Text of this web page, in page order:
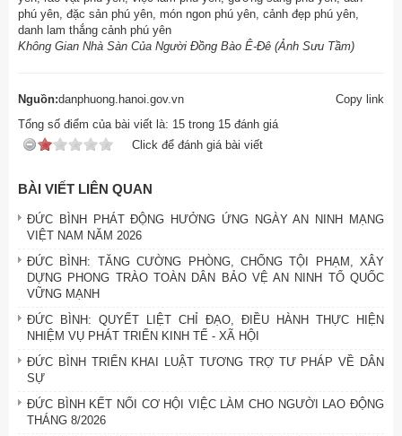
Không Gian Nhà Sàn Của Người Đồng Bào Ê-Đê (Ảnh Sưu Tầm)
Nguồn:danphuong.hanoi.gov.vn
Copy link
Tổng số điểm của bài viết là: 15 trong 15 đánh giá
Click để đánh giá bài viết
BÀI VIẾT LIÊN QUAN
ĐỨC BÌNH PHÁT ĐỘNG HƯỞNG ỨNG NGÀY AN NINH MẠNG
VIỆT NAM NĂM 2026
ĐỨC BÌNH: TĂNG CƯỜNG PHÒNG, CHỐNG TỘI PHẠM, XÂY
DỰNG PHONG TRÀO TOÀN DÂN BẢO VỆ AN NINH TỔ QUỐC
VỮNG MẠNH
ĐỨC BÌNH: QUYẾT LIỆT CHỈ ĐẠO, ĐIỀU HÀNH THỰC HIỆN
NHIỆM VỤ PHÁT TRIỂN KINH TẾ - XÃ HỘI
ĐỨC BÌNH TRIỂN KHAI LUẬT TƯƠNG TRỢ TƯ PHÁP VỀ DÂN
SỰ
ĐỨC BÌNH KẾT NỐI CƠ HỘI VIỆC LÀM CHO NGƯỜI LAO ĐỘNG
THÁNG 8/2026